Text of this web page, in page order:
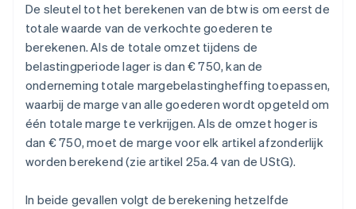
De sleutel tot het berekenen van de btw is om eerst de
totale waarde van de verkochte goederen te
berekenen. Als de totale omzet tijdens de
belastingperiode lager is dan € 750, kan de
onderneming totale margebelastingheffing toepassen,
waarbij de marge van alle goederen wordt opgeteld om
één totale marge te verkrijgen. Als de omzet hoger is
dan € 750, moet de marge voor elk artikel afzonderlijk
worden berekend (zie artikel 25a.4 van de UStG).
In beide gevallen volgt de berekening hetzelfde